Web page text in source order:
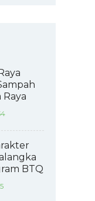
BTQ